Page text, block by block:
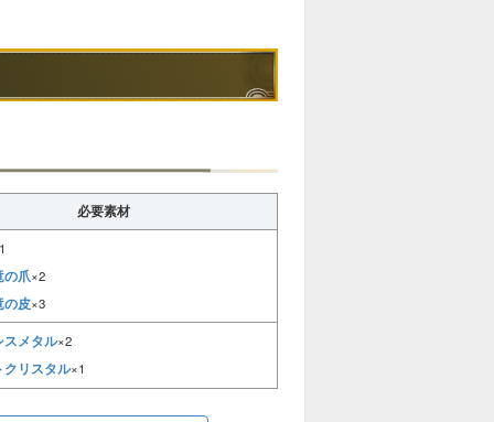
必要素材
の爪×2
の皮×3
スメタル×2
クリスタル×1